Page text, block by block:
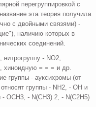
перегруппировкой с
эта теория получила
с двойными связями) -
наличию которых в
соединений.
нитрогруппу - NO2,
хиноидную = = = и др.
группы - ауксихромы (от
группы - NH2, - OH и
OCH3, - N(CH3) 2, - N(C2H5)